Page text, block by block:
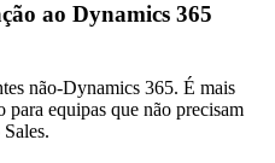
ao Dynamics 365
não-Dynamics 365. É mais
equipas que não precisam